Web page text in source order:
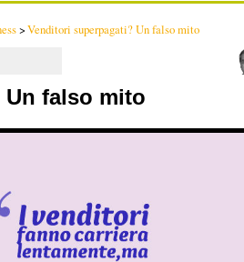
>Venditori superpagati? Un falso mito
falso mito